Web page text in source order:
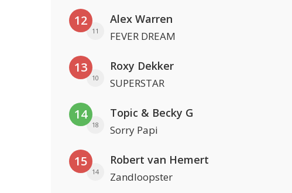
12
11
Alex Warren
FEVER DREAM
13
10
Roxy Dekker
SUPERSTAR
14
18
Topic & Becky G
Sorry Papi
15
14
Robert van Hemert
Zandloopster